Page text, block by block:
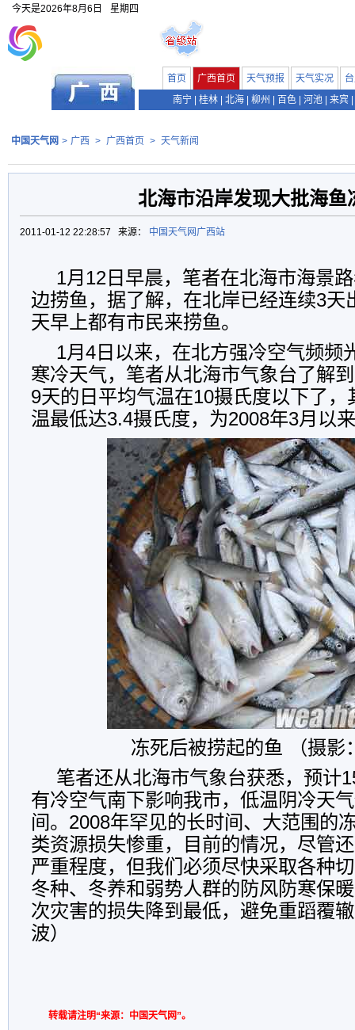
今天是2026年8月6日 星期四
首页 广西首页 天气预报 天气实况
南宁
桂林 北海 柳州 百色 河池 来宾
中国天气网 > 广西 > 广西首页 > 天气新闻
北海市沿岸发现大批海鱼
2011-01-12 22:28:57 来源： 中国天气网广西站
1月12日早晨，笔者在北海市海景
边捞鱼，据了解，在北岸已经连续3天
天早上都有市民来捞鱼。
1月4日以来，在北方强冷空气频频
寒冷天气，笔者从北海市气象台了解
9天的日平均气温在10摄氏度以下了，
温最低达3.4摄氏度，为2008年3月以
冻死后被捞起的鱼 （摄影
笔者还从北海市气象台获悉，预计
有冷空气南下影响我市，低温阴冷天
间。2008年罕见的长时间、大范围的
类资源损失惨重，目前的情况，尽管
严重程度，但我们必须尽快采取各种
冬种、冬养和弱势人群的防风防寒保
次灾害的损失降到最低，避免重蹈覆
波）
转载请注明“来源：中国天气网”。